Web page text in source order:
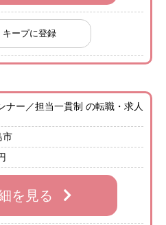
キープに登録
ナー／担当一貫制 の転職・求人
市
を見る